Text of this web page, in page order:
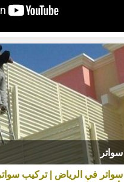
سواتر
سواتر في الرياض | تركيب